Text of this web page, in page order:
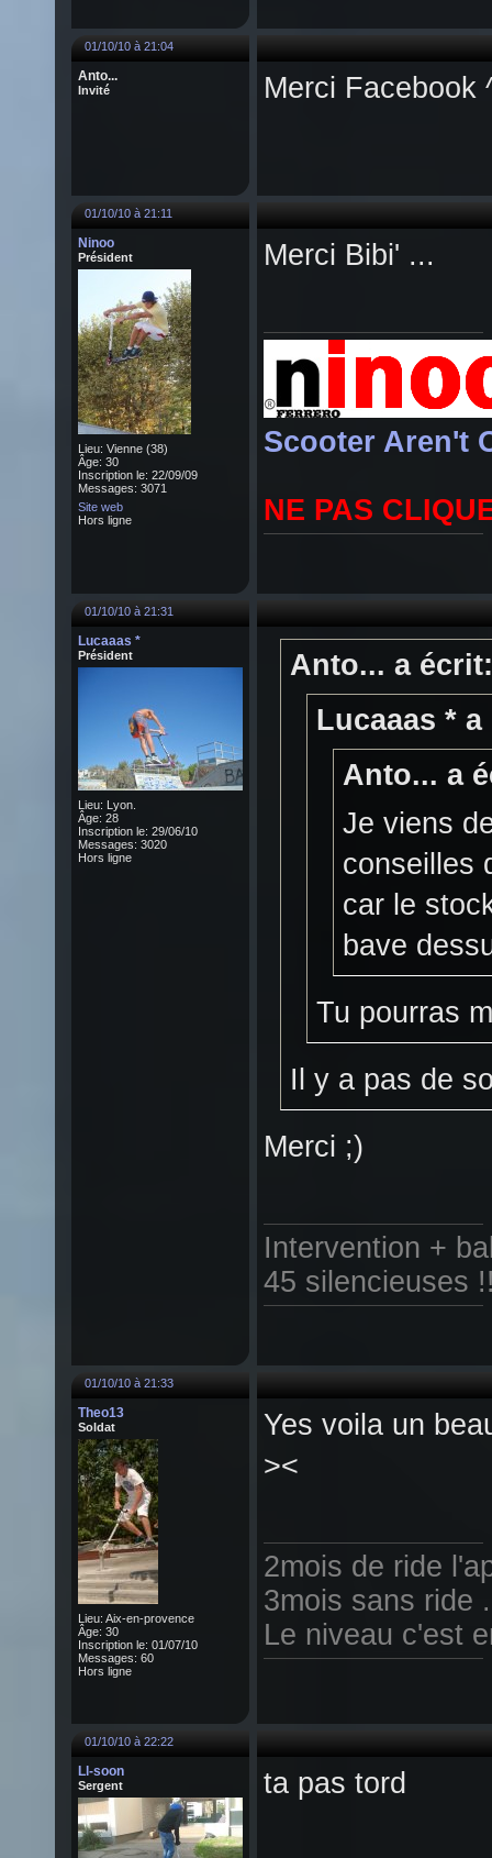
01/10/10 à 21:04
Anto...
Invité Merci Facebook
01/10/10 à 21:11
Ninoo
Président
Lieu: Vienne (38)
Âge: 30
Inscription le: 22/09/09
Messages: 3071
Site web
Hors ligne
Merci Bibi' ...
Scooter Aren't
NE PAS
01/10/10 à 21:31
Lucaaas *
Président
Lieu: Lyon.
Âge: 28
Inscription le: 29/06/10
Messages: 3020
Hors ligne
Anto... a écrit:
Lucaaas *
Anto... a
Je viens
conseilles
car le
bave
Tu pourras
Il y a pas de
Merci ;)
Intervention +
45 silencieuses
01/10/10 à 21:33
Theo13
Soldat
Lieu: Aix-en-provence
Âge: 30
Inscription le: 01/07/10
Messages: 60
Hors ligne
Yes voila un
><
2mois de ride
3mois sans ride
Le niveau c'est
01/10/10 à 22:22
Ll-soon
Sergent ta pas tord